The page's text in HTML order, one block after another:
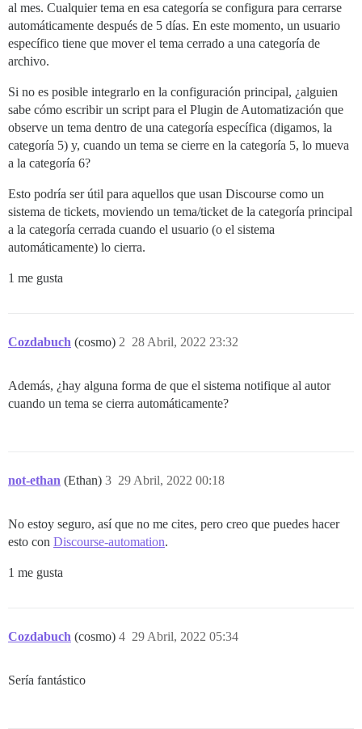
al mes. Cualquier tema en esa categoría se configura para cerrarse
automáticamente después de 5 días. En este momento, un usuario
específico tiene que mover el tema cerrado a una categoría de
archivo.
Si no es posible integrarlo en la configuración principal, ¿alguien
sabe cómo escribir un script para el Plugin de Automatización que
observe un tema dentro de una categoría específica (digamos, la
categoría 5) y, cuando un tema se cierre en la categoría 5, lo mueva
a la categoría 6?
Esto podría ser útil para aquellos que usan Discourse como un
sistema de tickets, moviendo un tema/ticket de la categoría principal
a la categoría cerrada cuando el usuario (o el sistema
automáticamente) lo cierra.
1 me gusta
Cozdabuch (cosmo) 28 Abril, 2022 23:32
2
Además, ¿hay alguna forma de que el sistema notifique al autor
cuando un tema se cierra automáticamente?
not-ethan (Ethan) 29 Abril, 2022 00:18
3
No estoy seguro, así que no me cites, pero creo que puedes hacer
esto con Discourse-automation.
1 me gusta
Cozdabuch (cosmo) 29 Abril, 2022 05:34
4
Sería fantástico